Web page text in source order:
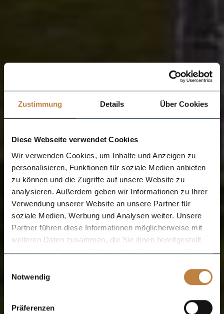
Zustimmung Details Über Cookies
Diese Webseite verwendet Cookies
Wir verwenden Cookies, um Inhalte und Anzeigen zu
personalisieren, Funktionen für soziale Medien anbieten
zu können und die Zugriffe auf unsere Website zu
analysieren. Außerdem geben wir Informationen zu Ihrer
Verwendung unserer Website an unsere Partner für
soziale Medien, Werbung und Analysen weiter. Unsere
Partner führen diese Informationen möglicherweise mit
weiteren Daten zusammen, die Sie ihnen bereitgestellt
haben oder die sie im Rahmen Ihrer Nutzung der Dienste
Notwendig
Präferenzen